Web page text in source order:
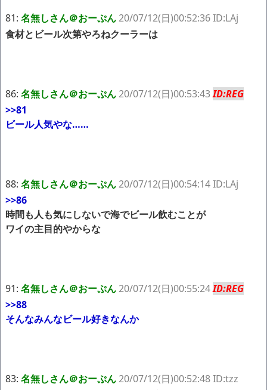
81: 名無しさん＠おーぷん20/07/12(日)00:52:36 ID:LAj
食材とビール次第やろねクーラーは
86: 名無しさん＠おーぷん20/07/12(日)00:53:43ID:REG
>>81
ビール人気やな……
88: 名無しさん＠おーぷん20/07/12(日)00:54:14 ID:LAj
>>86
時間も人も気にしないで海でビール飲むことが
ワイの主目的やからな
91: 名無しさん＠おーぷん20/07/12(日)00:55:24ID:REG
>>88
そんなみんなビール好きなんか
83: 名無しさん＠おーぷん20/07/12(日)00:52:48 ID:tzz